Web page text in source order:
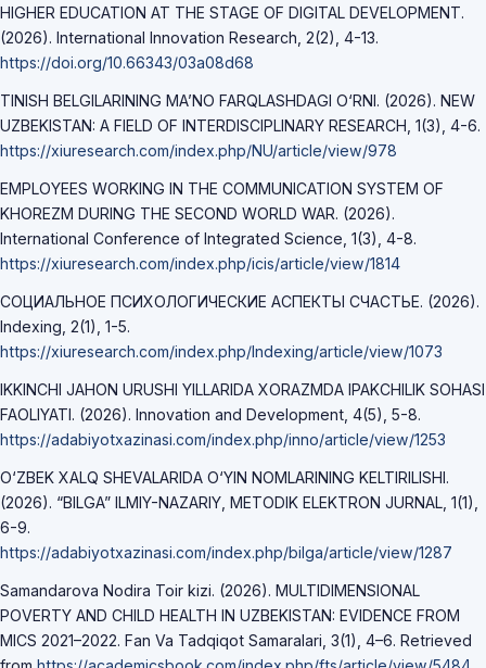
HIGHER EDUCATION AT THE STAGE OF DIGITAL DEVELOPMENT.
(2026). International Innovation Research, 2(2), 4-13.
https://doi.org/10.66343/03a08d68
TINISH BELGILARINING MA’NO FARQLASHDAGI O‘RNI. (2026). NEW
UZBEKISTAN: A FIELD OF INTERDISCIPLINARY RESEARCH, 1(3), 4-6.
https://xiuresearch.com/index.php/NU/article/view/978
EMPLOYEES WORKING IN THE COMMUNICATION SYSTEM OF
KHOREZM DURING THE SECOND WORLD WAR. (2026).
International Conference of Integrated Science, 1(3), 4-8.
https://xiuresearch.com/index.php/icis/article/view/1814
СОЦИАЛЬНОЕ ПСИХОЛОГИЧЕСКИЕ АСПЕКТЫ СЧАСТЬЕ. (2026).
Indexing, 2(1), 1-5.
https://xiuresearch.com/index.php/lndexing/article/view/1073
IKKINCHI JAHON URUSHI YILLARIDA XORAZMDA IPAKCHILIK SOHASI
FAOLIYATI. (2026). Innovation and Development, 4(5), 5-8.
https://adabiyotxazinasi.com/index.php/inno/article/view/1253
O‘ZBEK XALQ SHEVALARIDA O‘YIN NOMLARINING KELTIRILISHI.
(2026). “BILGA” ILMIY-NAZARIY, METODIK ELEKTRON JURNAL, 1(1),
6-9.
https://adabiyotxazinasi.com/index.php/bilga/article/view/1287
Samandarova Nodira Toir kizi. (2026). MULTIDIMENSIONAL
POVERTY AND CHILD HEALTH IN UZBEKISTAN: EVIDENCE FROM
MICS 2021–2022. Fan Va Tadqiqot Samaralari, 3(1), 4–6. Retrieved